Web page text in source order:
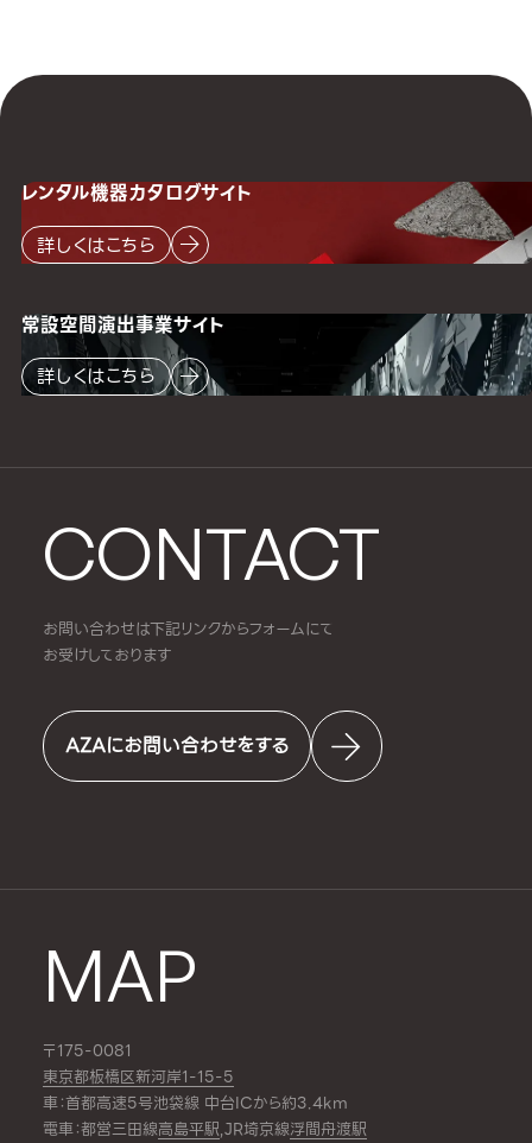
CONTACT
お問い合わせは下記リンクからフォームにて
お受けしております
AZAにお問い合わせをする
MAP
〒175-0081
東京都板橋区新河岸1-15-5
車：首都高速5号池袋線 中台ICから約3.4km
電車：都営三田線高島平駅,JR埼京線浮間舟渡駅
レンタル機器カタログサイト
詳しくはこちら
常設空間演出事業サイト
詳しくはこちら